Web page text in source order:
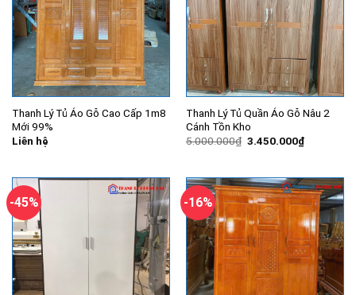
Thanh Lý Tủ Áo Gỗ Cao Cấp 1m8
Mới 99%
Liên hệ
Thanh Lý Tủ Quần Áo Gỗ Nâu 2
Cánh Tồn Kho
5.000.000₫ Giá
3.450.000₫Giá
hiện
-45% -16%